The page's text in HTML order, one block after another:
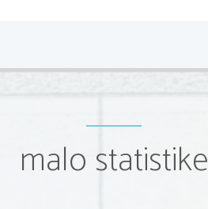
malo statistike